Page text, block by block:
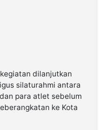
dilanjutkan
silaturahmi antara
para atlet sebelum
ke Kota